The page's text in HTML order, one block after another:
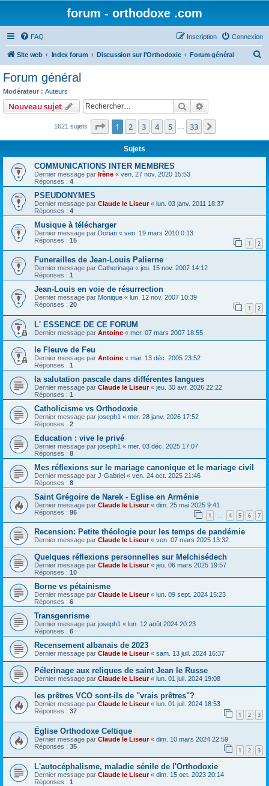
forum - orthodoxe .com
FAQ Connexion
Inscription
Site web Index forum Discussion sur l'Orthodoxie Forum général
c
Forum général
Modérateur : Auteurs
Nouveau sujet Rechercher
1621 sujets Page 1sur33
1 2 3 4 5 33
Sujets
COMMUNICATIONS INTER MEMBRES
Dernier message par Irène « ven. 27 nov. 2020 15:53
Réponses : 4
PSEUDONYMES
Dernier message par Claude le Liseur« lun. 03 janv. 2011 18:37
Réponses : 4
Musique à télécharger
Dernier message par Dorian « ven. 19 mars 2010 0:13
Réponses : 15 1 2
Funerailles de Jean-Louis Palierne
Dernier message par Catherinaga « jeu. 15 nov. 2007 14:12
Réponses : 1
Jean-Louis en voie de résurrection
Dernier message par Monique « lun. 12 nov. 2007 10:39
Réponses : 20 1 2
L' ESSENCE DE CE FORUM
Dernier message par Antoine « mer. 07 mars 2007 18:55
le Fleuve de Feu
Dernier message par Antoine « mar. 13 déc. 2005 23:52
Réponses : 1
la salutation pascale dans différentes langues
Dernier message par Claude le Liseur« jeu. 30 avr. 2026 22:22
Réponses : 1
Catholicisme vs Orthodoxie
Dernier message par joseph1 « mer. 28 janv. 2026 17:52
Réponses : 2
Education : vive le privé
Dernier message par joseph1 « mer. 03 déc. 2025 17:07
Réponses : 8
Mes réflexions sur le mariage canonique et le mariage civil
Dernier message par J-Gabriel « ven. 24 oct. 2025 21:46
Réponses : 8
Saint Grégoire de Narek - Eglise en Arménie
Dernier message par Claude le Liseur« dim. 25 mai 2025 9:41
Réponses : 96 1 4 5 6 7
Recension: Petite théologie pour les temps de pandémie
Dernier message par Claude le Liseur« ven. 07 mars 2025 13:32
Quelques réflexions personnelles sur Melchisédech
Dernier message par Claude le Liseur« jeu. 06 mars 2025 19:57
Réponses : 10
Borne vs pétainisme
Dernier message par Claude le Liseur« lun. 09 sept. 2024 15:23
Réponses : 6
Transgenrisme
Dernier message par joseph1 « lun. 12 août 2024 20:23
Réponses : 6
Recensement albanais de 2023
Dernier message par Claude le Liseur« sam. 13 juil. 2024 16:37
Pélerinage aux reliques de saint Jean le Russe
Dernier message par Claude le Liseur« lun. 01 juil. 2024 19:08
les prêtres VCO sont-ils de "vrais prêtres"?
Dernier message par Claude le Liseur« lun. 01 juil. 2024 18:53
Réponses : 37 1 2 3
Église Orthodoxe Celtique
Dernier message par Claude le Liseur« dim. 10 mars 2024 22:59
Réponses : 35 1 2 3
L'autocéphalisme, maladie sénile de l'Orthodoxie
Dernier message par Claude le Liseur« dim. 15 oct. 2023 20:14
Réponses : 1